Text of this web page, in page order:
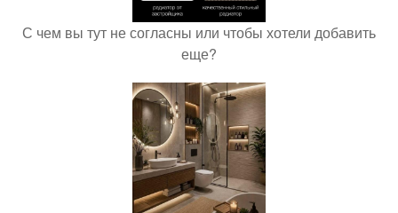
С чем вы тут не согласны или чтобы хотели добавить
еще?